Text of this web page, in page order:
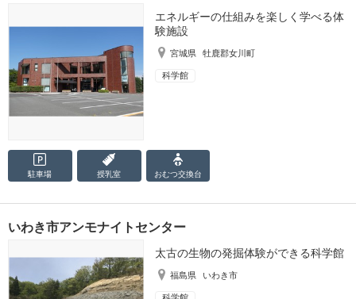
エネルギーの仕組みを楽しく学べる体
験施設
宮城県 牡鹿郡女川町
科学館
駐車場 授乳室 おむつ交換台
いわき市アンモナイトセンター
太古の生物の発掘体験ができる科学館
福島県 いわき市